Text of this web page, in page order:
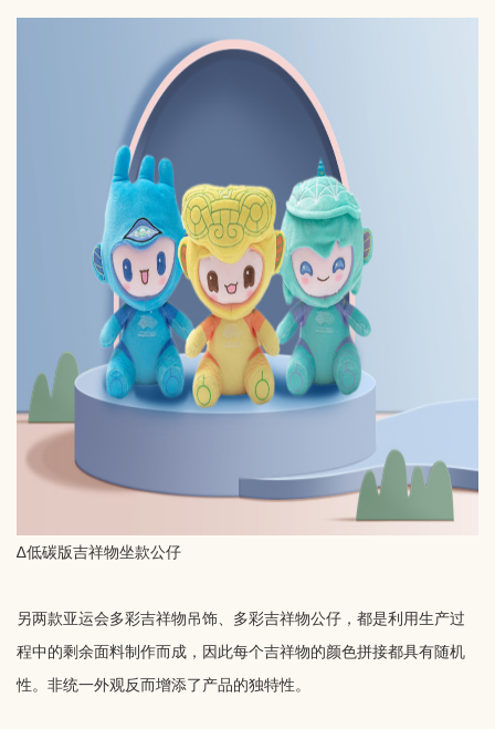
∆低碳版吉祥物坐款公仔
另两款亚运会多彩吉祥物吊饰、多彩吉祥物公仔，都是利用生产过
程中的剩余面料制作而成，因此每个吉祥物的颜色拼接都具有随机
性。非统一外观反而增添了产品的独特性。